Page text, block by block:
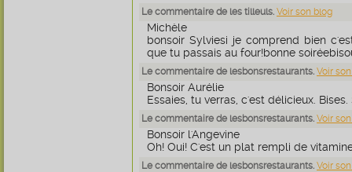
Le commentaire de les tilleuls. Voir son blog
Michèle
bonsoir Sylviesi je comprend bien
que tu passais au four!bonne
Le commentaire de lesbonsrestaurants. Voir
Bonsoir Aurélie
Essaies, tu verras, c'est délicieux. Bises.
Le commentaire de lesbonsrestaurants. Voir
Bonsoir l'Angevine
Oh! Oui! C'est un plat rempli de
Le commentaire de lesbonsrestaurants. Voir